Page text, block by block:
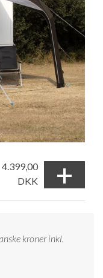
4.399,00
DKK
+
kroner inkl.